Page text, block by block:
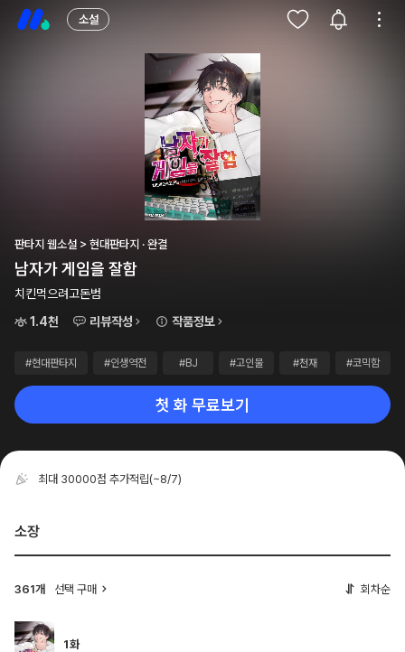
소설
판타지 웹소설 > 현대판타지 · 완결
남자가 게임을 잘함
치킨먹으려고돈범
1.4천
리뷰작성 작품정보
#현대판타지 #인생역전 #BJ #고인물 #천재 #코믹함
첫 화 무료보기
최대 30000점 추가적립(~8/7)
소장
361개 선택 구매 회차순
1화